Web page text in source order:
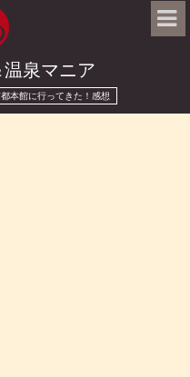
泉マニア
本館に行ってきた！感想